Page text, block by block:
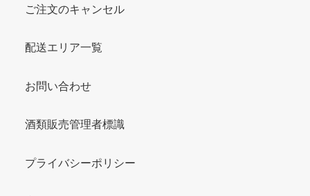
ご注文のキャンセル
配送エリア一覧
お問い合わせ
酒類販売管理者標識
プライバシーポリシー